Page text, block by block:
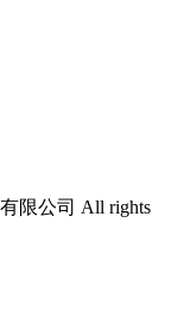
限公司 All rights